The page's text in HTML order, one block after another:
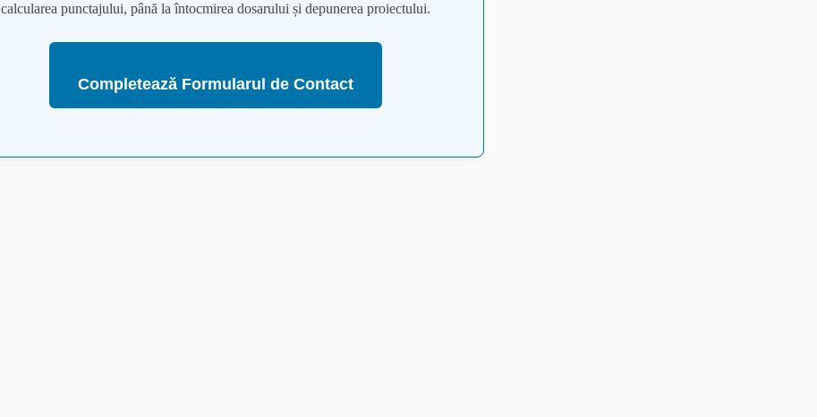
calcularea punctajului, până la întocmirea dosarului și depunerea proiectului.
Completează Formularul de Contact